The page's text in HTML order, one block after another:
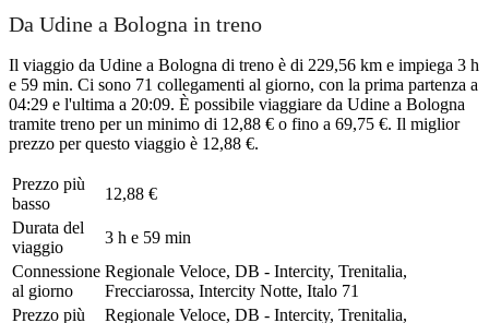
Da Udine a Bologna in treno
Il viaggio da Udine a Bologna di treno è di 229,56 km e impiega 3 h
e 59 min. Ci sono 71 collegamenti al giorno, con la prima partenza a
04:29 e l'ultima a 20:09. È possibile viaggiare da Udine a Bologna
tramite treno per un minimo di 12,88 € o fino a 69,75 €. Il miglior
prezzo per questo viaggio è 12,88 €.
Prezzo più
basso
12,88 €
Durata del
viaggio
3 h e 59 min
Connessione
al giorno
Regionale Veloce, DB - Intercity, Trenitalia,
Frecciarossa, Intercity Notte, Italo 71
Prezzo più
Regionale Veloce, DB - Intercity, Trenitalia,